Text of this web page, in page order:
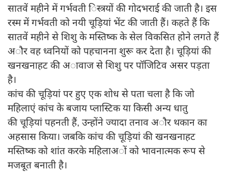
सातवें महीने में गर्भवती िस्त्रयों की गोदभराई की जाती है। इस
रस्म में गर्भवती को नयी चूड़ियां भेंट की जाती हैं। कहते हैं कि
सातवें महीने से शिशु के मस्तिष्क के सेल विकसित होने लगते हैं
अौर वह ध्वनियों को पहचानना शुरू कर देता है। चूड़ियां की
खनखनाहट की अावाज से शिशु पर पॉजिटिव असर पड़ता
है।
कांच की चूड़ियां पर हुए एक शोध से पता चला है कि जो
महिलाएं कांच के बजाय प्लास्टिक या किसी अन्य धातु
की चूड़ियां पहनती हैं, उन्होंने ज्यादा तनाव अौर थकान का
अहसास किया। जबकि कांच की चूड़ियां की खनखनाहट
मस्तिष्क को शांत करके महिलाअों को भावनात्मक रूप से
मजबूत बनाती है।